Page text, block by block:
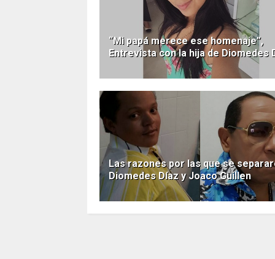
“Mi papá merece ese homenaje”,
Entrevista con la hija de Diomedes
Las razones por las que se
Diomedes Díaz y Joaco Guillen